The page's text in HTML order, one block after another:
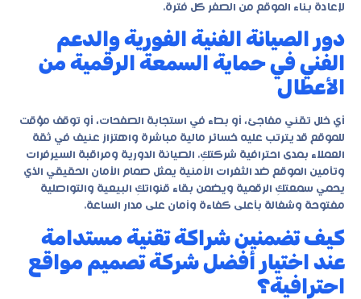
لإعادة بناء الموقع من الصفر كل فترة.
دور الصيانة الفنية الفورية والدعم
الفني في حماية السمعة الرقمية من
الأعطال
أي خلل تقني مفاجئ، أو بطء في استجابة الصفحات، أو توقف مؤقت
للموقع قد يترتب عليه خسائر مالية مباشرة واهتزاز عنيف في ثقة
العملاء بمدى احترافية شركتكِ. الصيانة الدورية ومراقبة السيرفرات
وتأمين الموقع ضد الثغرات الأمنية يمثل صمام الأمان الحقيقي الذي
يحمي سمعتكِ الرقمية ويضمن بقاء قنواتكِ البيعية والتواصلية
مفتوحة وشغالة بأعلى كفاءة وأمان على مدار الساعة.
كيف تضمنين شراكة تقنية مستدامة
عند اختيار أفضل شركة تصميم مواقع
احترافية؟